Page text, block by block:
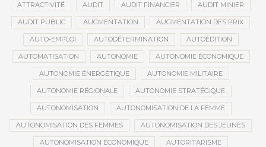
ATTRACTIVITÉ AUDIT AUDIT FINANCIER AUDIT MINIER
AUDIT PUBLIC AUGMENTATION AUGMENTATION DES PRIX
AUTO-EMPLOI AUTODÉTERMINATION AUTOÉDITION
AUTOMATISATION AUTONOMIE AUTONOMIE ÉCONOMIQUE
AUTONOMIE ÉNERGÉTIQUE AUTONOMIE MILITAIRE
AUTONOMIE RÉGIONALE AUTONOMIE STRATÉGIQUE
AUTONOMISATION AUTONOMISATION DE LA FEMME
AUTONOMISATION DES FEMMES AUTONOMISATION DES JEUNES
AUTONOMISATION ÉCONOMIQUE AUTORITARISME